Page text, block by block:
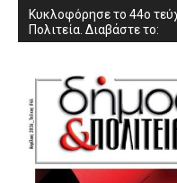
Κυκλοφόρησε το 44ο
Πολιτεία. Διαβάστε το: